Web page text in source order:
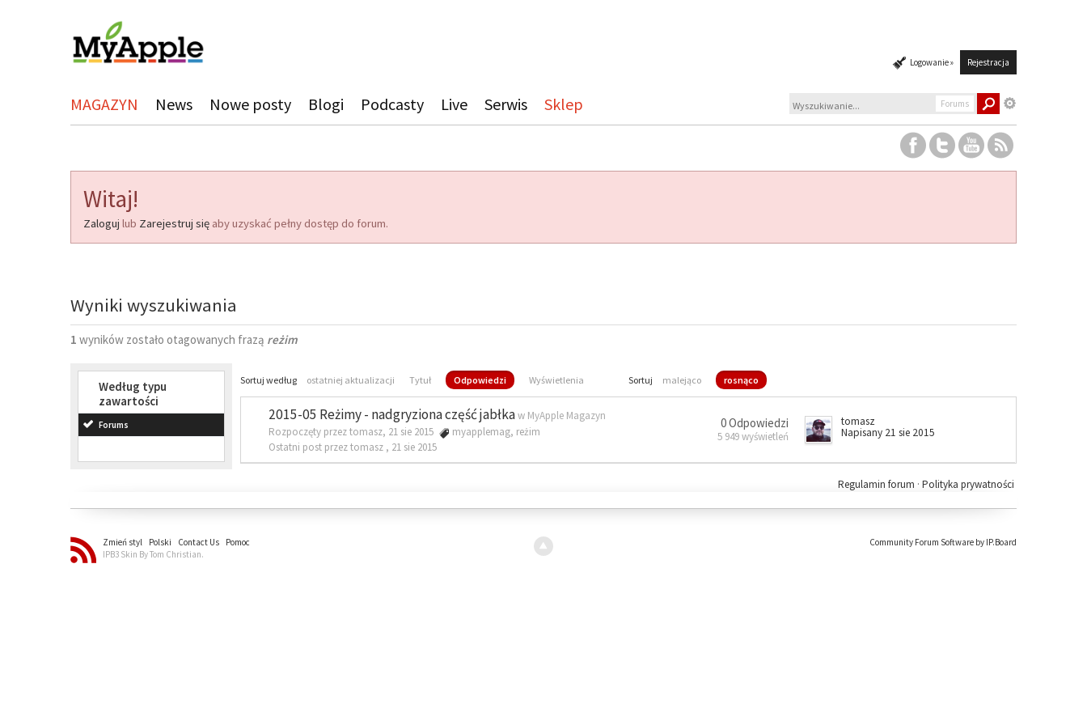
Logowanie » Rejestracja
MAGAZYN News Nowe posty Blogi Podcasty Live Serwis Sklep Forums
Witaj!
Zaloguj lub Zarejestruj się aby uzyskać pełny dostęp do forum.
Wyniki wyszukiwania
1 wyników zostało otagowanych frazą reżim
Według typu
zawartości
Forums
Sortuj według ostatniej aktualizacji Tytuł Odpowiedzi Wyświetlenia Sortuj malejąco rosnąco
2015-05 Reżimy - nadgryziona część jabłkaw MyApple Magazyn
Rozpoczęty przez tomasz, 21 sie 2015
myapplemag, reżim
Ostatni post przez tomasz , 21 sie 2015
0 Odpowiedzi
5 949 wyświetleń
tomasz
Napisany 21 sie 2015
Polityka prywatności
Regulamin forum ·
Zmień styl Polski Contact Us
Pomoc
IPB3 Skin By Tom Christian.
Community Forum Software by IP.Board